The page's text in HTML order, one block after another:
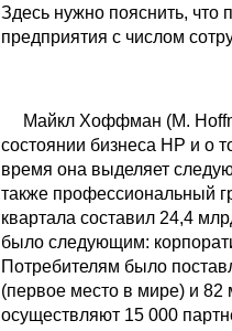
Здесь нужно пояснить, что
предприятия с числом
Майкл Хоффман (M.
состоянии бизнеса HP и о
время она выделяет
также профессиональный
квартала составил 24,4
было следующим:
Потребителям было
(первое место в мире) и
осуществляют 15 000